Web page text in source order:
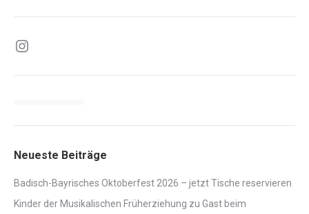
Instagram
Neueste Beiträge
Badisch-Bayrisches Oktoberfest 2026 – jetzt Tische reservieren
Kinder der Musikalischen Früherziehung zu Gast beim